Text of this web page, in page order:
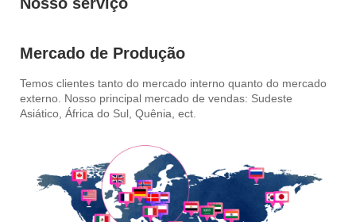
Mercado de Produção
Temos clientes tanto do mercado interno quanto do mercado
externo. Nosso principal mercado de vendas: Sudeste
Asiático, África do Sul, Quênia, ect.